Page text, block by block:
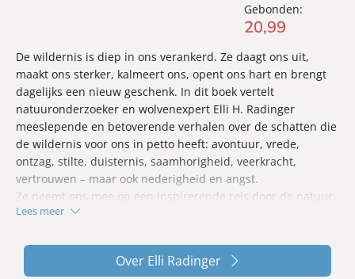
Gebonden:
20,99
De wildernis is diep in ons verankerd. Ze daagt ons uit,
maakt ons sterker, kalmeert ons, opent ons hart en brengt
dagelijks een nieuw geschenk. In dit boek vertelt
natuuronderzoeker en wolvenexpert Elli H. Radinger
meeslepende en betoverende verhalen over de schatten die
de wildernis voor ons in petto heeft: avontuur, vrede,
ontzag, stilte, duisternis, saamhorigheid, veerkracht,
vertrouwen – maar ook nederigheid en angst.
Ze neemt ons mee op een inspirerende reis door de natuur
en in onszelf, en laat zien hoe de magie van de wildernis
Lees meer
Over Elli Radinger